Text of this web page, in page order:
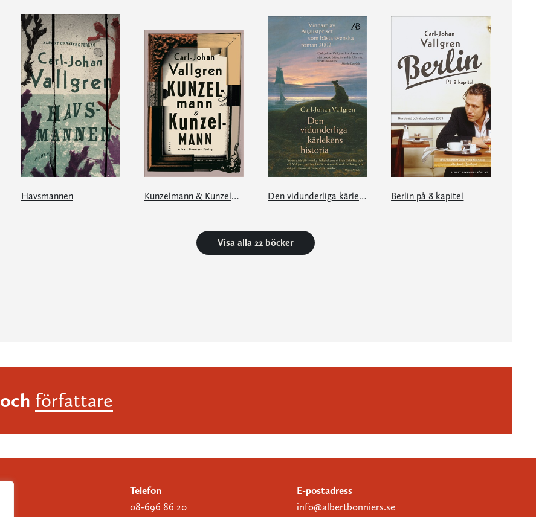
Havsmannen Kunzelmann & Kunzelmann Den vidunderliga kärlekens historia Berlin på 8 kapitel
Visa alla 22 böcker
och författare
Telefon
08-696 86 20
E-postadress
info@albertbonniers.se